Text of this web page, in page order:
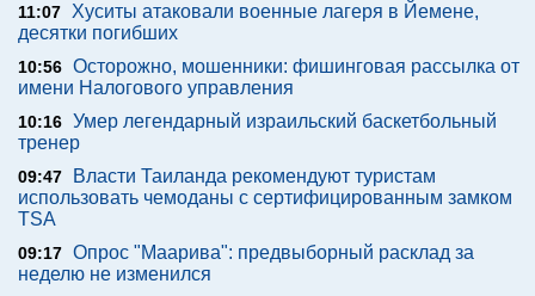
11:07 Хуситы атаковали военные лагеря в Йемене,
десятки погибших
10:56 Осторожно, мошенники: фишинговая рассылка от
имени Налогового управления
10:16 Умер легендарный израильский баскетбольный
тренер
09:47
Власти Таиланда рекомендуют туристам
использовать чемоданы с сертифицированным замком
TSA
09:17 Опрос "Mаарива": предвыборный расклад за
неделю не изменился